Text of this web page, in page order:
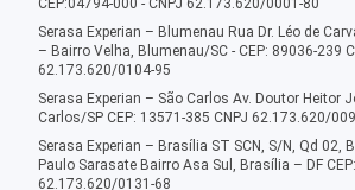
Serasa Experian – Blumenau Rua Dr. Léo de
– Bairro Velha, Blumenau/SC - CEP: 89036-239
62.173.620/0104-95
Serasa Experian – São Carlos Av. Doutor Heitor
Carlos/SP CEP: 13571-385 CNPJ 62.173.620/
Serasa Experian – Brasília ST SCN, S/N, Qd 02,
Paulo Sarasate Bairro Asa Sul, Brasília – DF
62.173.620/0131-68